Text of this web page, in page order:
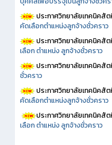
ประกาศวิทยาลัยเทคนิคสัต
คัดเลือกตำแหน่งลูกจ้างชั่วคราว
ประกาศวิทยาลัยเทคนิคสัต
เลือก ตำแหน่ง ลูกจ้างชั่วคราว
ประกาศวิทยาลัยเทคนิคสัต
ชั่วคราว
ประกาศวิทยาลัยเทคนิคสัต
คัดเลือกตำแหน่งลูกจ้างชั่วคราว
ประกาศวิทยาลัยเทคนิคสัต
เลือก ตำแหน่ง ลูกจ้างชั่วคราว